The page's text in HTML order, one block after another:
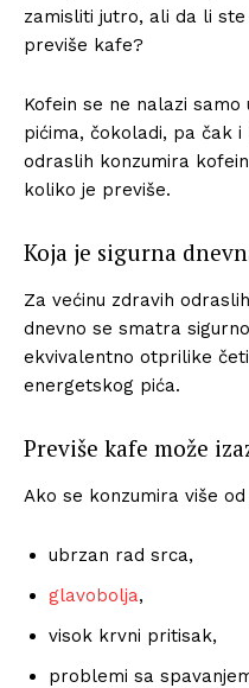
zamisliti jutro, ali da li
previše kafe?
Kofein se ne nalazi
pićima, čokoladi, pa čak i
odraslih konzumira
koliko je previše.
Koja je sigurna
Za većinu zdravih
dnevno se smatra
ekvivalentno otprilike
energetskog pića.
Previše kafe može
Ako se konzumira više
ubrzan rad srca,
glavobolja,
visok krvni pritisak,
problemi sa